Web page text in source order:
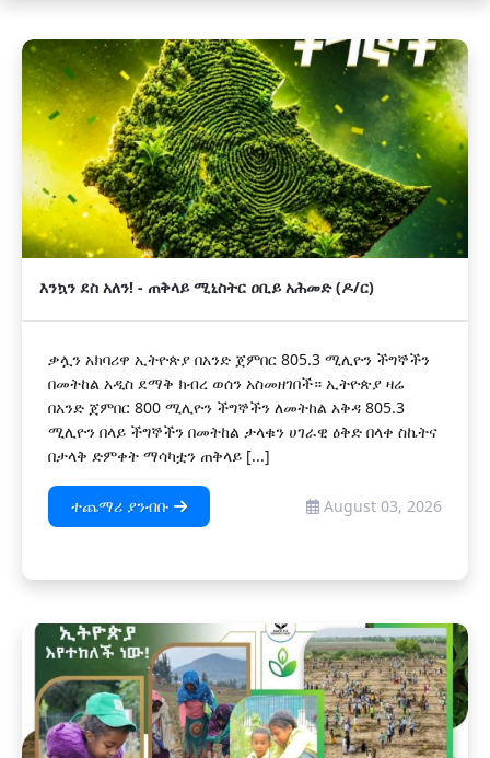
አዲስ
እንኳን ደስ አለን! - ጠቅላይ ሚኒስትር ዐቢይ አሕመድ (ዶ/ር)
ቃሏን አክባሪዋ ኢትዮጵያ በአንድ ጀምበር 805.3 ሚሊዮን ችግኞችን
በመትከል አዲስ ደማቅ ክብረ ወሰን አስመዘገበች። ኢትዮጵያ ዛሬ
በአንድ ጀምበር 800 ሚሊዮን ችግኞችን ለመትከል አቅዳ 805.3
ሚሊዮን በላይ ችግኞችን በመትከል ታላቁን ሀገራዊ ዕቅድ በላቀ ስኬትና
በታላቅ ድምቀት ማሳካቷን ጠቅላይ [...]
ተጨማሪ ያንብቡ August 03, 2026